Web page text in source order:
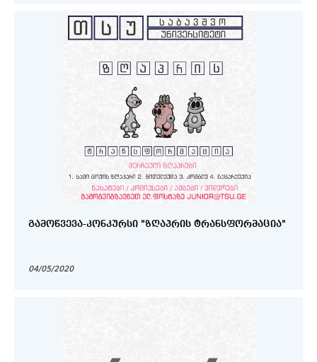
ᲒᲐᲛᲝᲬᲕᲔᲕᲐ-ᲙᲝᲜᲙᲣᲠᲡᲘ "ᲖᲦᲐᲞᲠᲘᲡ ᲢᲠᲐᲜᲡᲤᲝᲠᲛᲐᲪᲘᲐ"
04/05/2020